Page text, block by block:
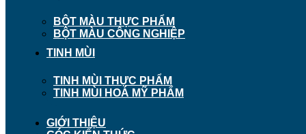
BỘT MÀU THỰC PHẨM
BỘT MÀU CÔNG NGHIỆP
TINH MÙI
TINH MÙI THỰC PHẨM
TINH MÙI HOÁ MỸ PHẨM
GIỚI THIỆU